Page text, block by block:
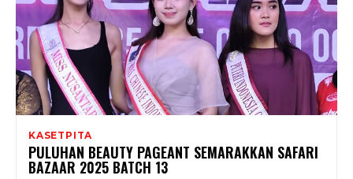
KASETPITA
PULUHAN BEAUTY PAGEANT SEMARAKKAN SAFARI
BAZAAR 2025 BATCH 13